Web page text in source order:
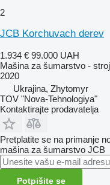
2
JCB Korchuvach derev
1.934 € 99.000 UAH
Mašina za šumarstvo -
2020
Ukrajina, Zhytomyr
TOV "Nova-Tehnologiya"
Kontaktirajte prodavatelja
Pretplatite se na primanje
mašina za šumarstvo JCB
Potpišite se